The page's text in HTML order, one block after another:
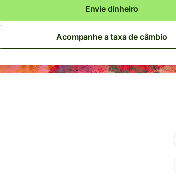
Envie dinheiro
Acompanhe a taxa de câmbio